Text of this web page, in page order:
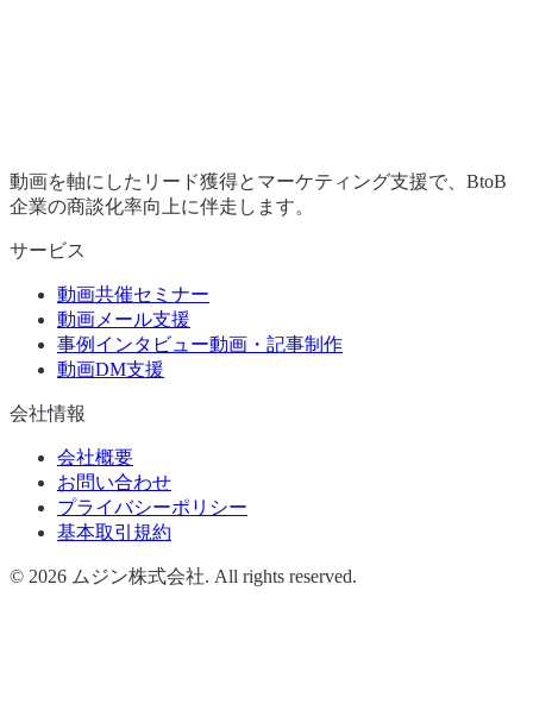
動画を軸にしたリード獲得とマーケティング支援で、BtoB
企業の商談化率向上に伴走します。
サービス
動画共催セミナー
動画メール支援
事例インタビュー動画・記事制作
動画DM支援
会社情報
会社概要
お問い合わせ
プライバシーポリシー
基本取引規約
© 2026 ムジン株式会社. All rights reserved.